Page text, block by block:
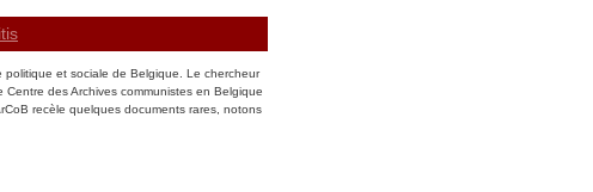
politique et sociale de Belgique. Le chercheur
des Archives communistes en Belgique
recèle quelques documents rares, notons